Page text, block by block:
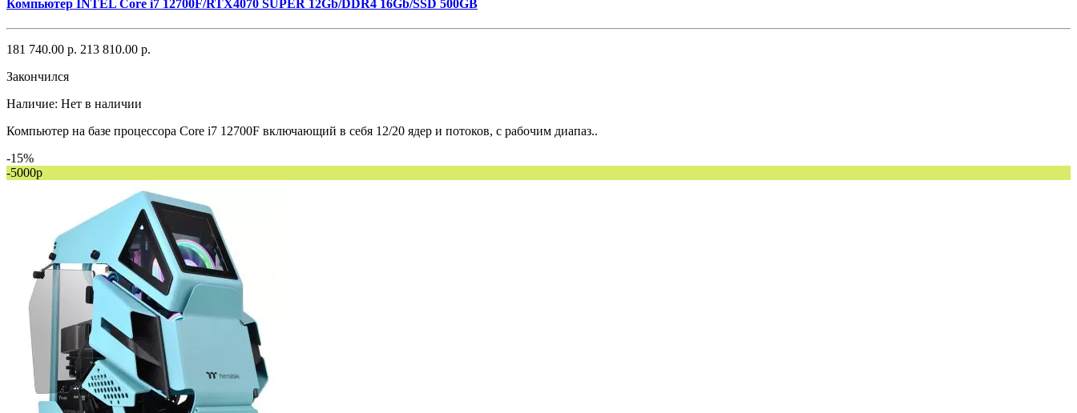
Компьютер INTEL Core i7 12700F/RTX4070 SUPER 12Gb/DDR4 16Gb/SSD 500GB
181 740.00 р. 213 810.00 р.
Закончился
Наличие: Нет в наличии
Компьютер на базе процессора Core i7 12700F включающий в себя 12/20 ядер и потоков, с рабочим диапаз..
-15%
-5000р